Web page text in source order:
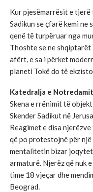
Kur pjesëmarrësit e tjerë
Sadikun se çfarë kemi
qenë të turpëruar nga
Thoshte se ne shqiptarët
afërt, e sa i përket
planeti Tokë do të
Katedralja e
Skena e rrënimit të
Skender Sadikut në
Reagimet e disa
që po protestojnë për
mentalitetin bizar
armaturë. Njerëz që nuk
time 18 vjeçar dhe
Beograd.